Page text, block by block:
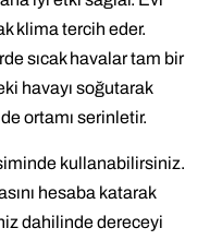
klima tercih eder.
sıcak havalar tam bir
havayı soğutarak
de ortamı serinletir.
kullanabilirsiniz.
hesaba katarak
dahilinde dereceyi